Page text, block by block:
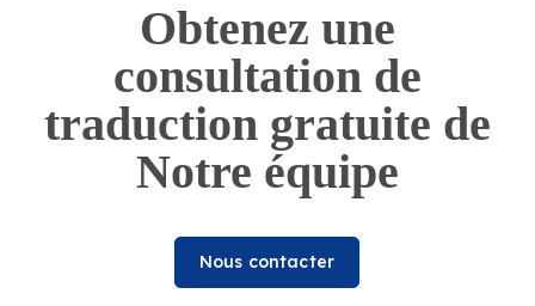
Obtenez une
consultation de
traduction gratuite de
Notre équipe
Nous contacter